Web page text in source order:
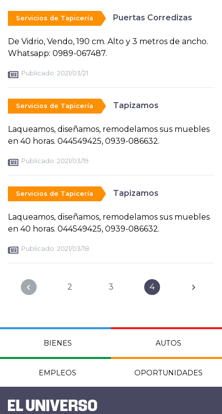
Servicios de Tapicería Puertas Corredizas
De Vidrio, Vendo, 190 cm. Alto y 3 metros de ancho.
Whatsapp: 0989-067487.
Publicado: 2021/03/21
Servicios de Tapicería Tapizamos
Laqueamos, diseñamos, remodelamos sus muebles
en 40 horas. 044549425, 0939-086632.
Publicado: 2021/03/19
Servicios de Tapicería Tapizamos
Laqueamos, diseñamos, remodelamos sus muebles
en 40 horas. 044549425, 0939-086632.
Publicado: 2021/03/18
2 3 4
BIENES AUTOS
EMPLEOS OPORTUNIDADES